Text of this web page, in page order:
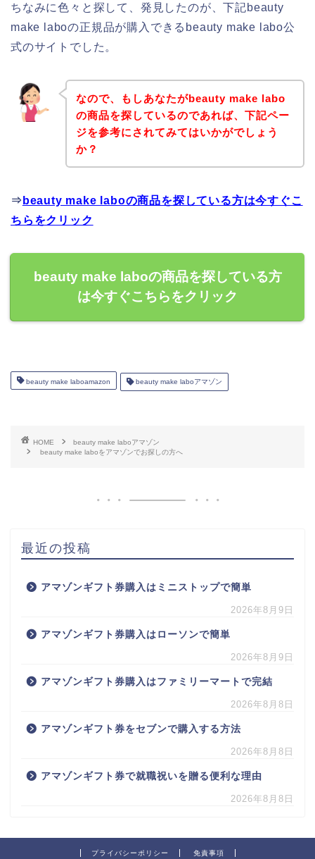
ちなみに色々と探して、発見したのが、下記beauty
make laboの正規品が購入できるbeauty make labo公
式のサイトでした。
なので、もしあなたがbeauty make labo
の商品を探しているのであれば、下記ペー
ジを参考にされてみてはいかがでしょう
か？
⇒ beauty make laboの商品を探している方は今すぐこ
ちらをクリック
beauty make laboの商品を探している方
は今すぐこちらをクリック
beauty make laboamazon beauty make laboアマゾン
HOME
beauty make laboアマゾン
beauty make laboをアマゾンでお探しの方へ
最近の投稿
アマゾンギフト券購入はミニストップで簡単
2026年8月9日
アマゾンギフト券購入はローソンで簡単
2026年8月9日
アマゾンギフト券購入はファミリーマートで完結
2026年8月8日
アマゾンギフト券をセブンで購入する方法
2026年8月8日
アマゾンギフト券で就職祝いを贈る便利な理由
2026年8月8日
プライバシーポリシー 免責事項